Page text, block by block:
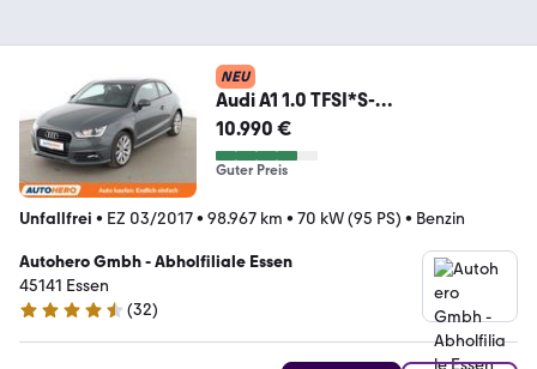
NEU
Audi A1 1.0 TFSI*S-
LINE*PDC*SHZ*BLUETOOTH*KLI
MAAUT*
10.990 €
Guter Preis
Unfallfrei • EZ 03/2017• 98.967 km • 70 kW (95 PS) • Benzin
Autohero Gmbh - Abholfiliale Essen
45141 Essen
4.7 Sterne
(32)